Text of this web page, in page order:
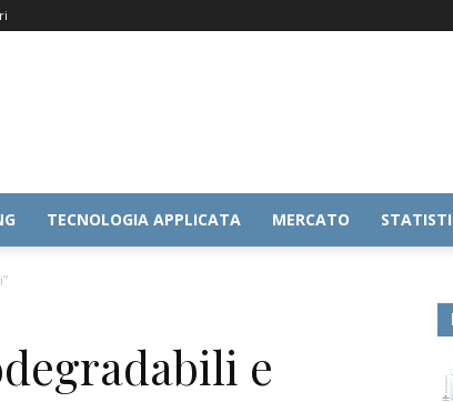
TECNOLOGIA APPLICATA MERCATO
e